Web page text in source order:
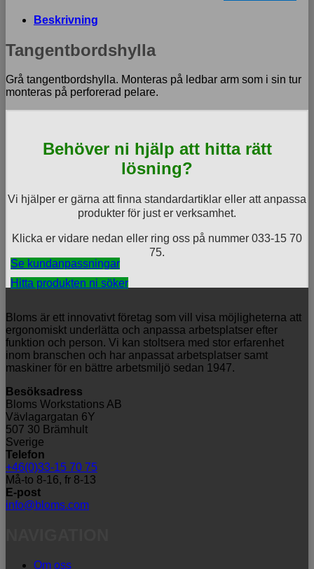
Beskrivning
Tangentbordshylla
Grå tangentbordshylla. Monteras på ledbar arm som i sin tur
monteras på perforerad pelare.
Behöver ni hjälp att hitta rätt
lösning?
Vi hjälper er gärna att finna standardartiklar eller att anpassa
produkter för just er verksamhet.
Klicka er vidare nedan eller ring oss på nummer 033-15 70
75.
Se kundanpassningar
Hitta produkten ni söker
Bloms är ett innovativt företag som vill visa möjligheterna att
ergonomiskt underlätta och anpassa arbetsplatser efter
funktion och person. Vi kan stoltsera med stor erfarenhet
inom branschen och har anpassat arbetsplatser samt
maskiner för en bättre arbetsmiljö sedan 1947.
Besöksadress
Bloms Workstations AB
Vävlagargatan 6Y
507 30 Brämhult
Sverige
Telefon
+46(0)33-15 70 75
Må-to 8-16, fr 8-13
E-post
info@bloms.com
Om oss